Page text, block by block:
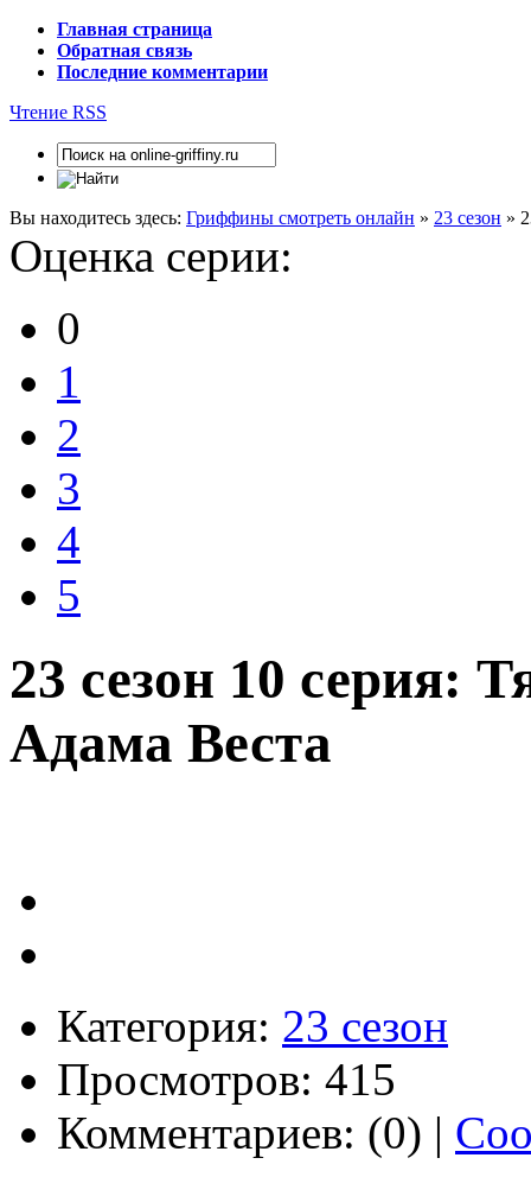
Главная страница
Обратная связь
Последние комментарии
Чтение RSS
Вы находитесь здесь: Гриффины смотреть онлайн » 23 сезон »
Оценка серии:
0
1
2
3
4
5
23 сезон 10 серия:
Адама Веста
Категория: 23 сезон
Просмотров: 415
Комментариев: (0) |